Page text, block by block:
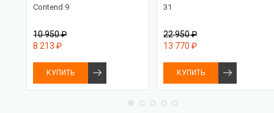
Contend 9
10 950 ₽
8 213 ₽
КУПИТЬ
31
22 950 ₽
13 770 ₽
КУПИТЬ